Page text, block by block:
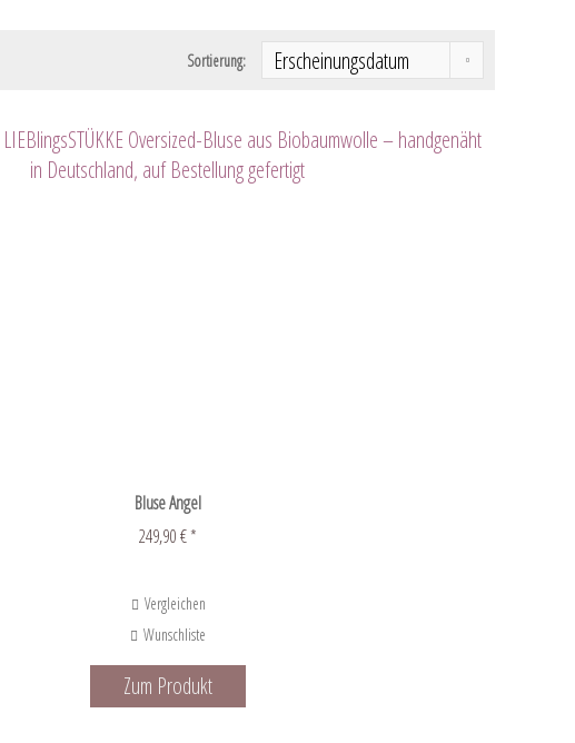
Sortierung:
Bluse Angel
249,90 € *
Vergleichen
Wunschliste
Zum Produkt